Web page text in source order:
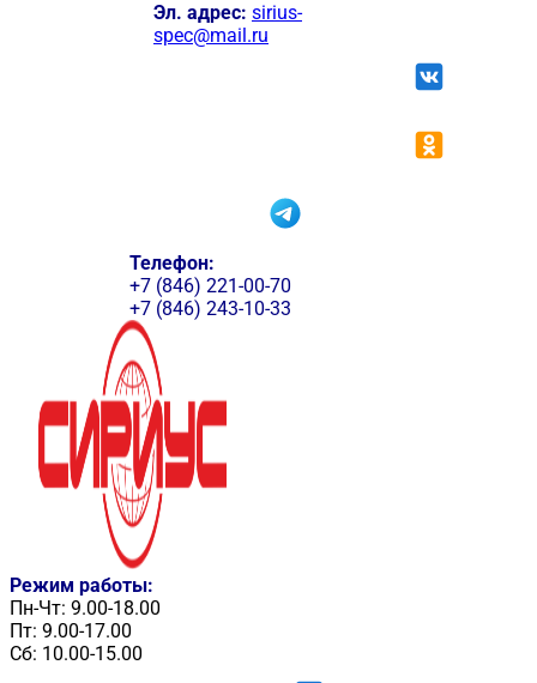
Эл. адрес: sirius-
spec@mail.ru
Телефон:
+7 (846) 221-00-70
+7 (846) 243-10-33
Режим работы:
Пн-Чт: 9.00-18.00
Пт: 9.00-17.00
Сб: 10.00-15.00